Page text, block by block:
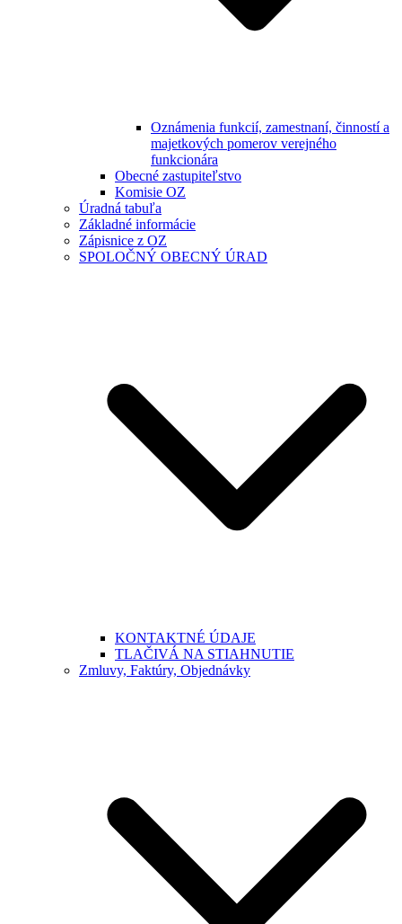
Oznámenia funkcií, zamestnaní, činností a
majetkových pomerov verejného
funkcionára
Obecné zastupiteľstvo
Komisie OZ
Úradná tabuľa
Základné informácie
Zápisnice z OZ
SPOLOČNÝ OBECNÝ ÚRAD
KONTAKTNÉ ÚDAJE
TLAČIVÁ NA STIAHNUTIE
Zmluvy, Faktúry, Objednávky